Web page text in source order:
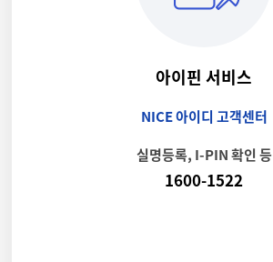
아이핀 서비스
NICE 아이디 고객센터
실명등록, I-PIN 확인 등
1600-1522